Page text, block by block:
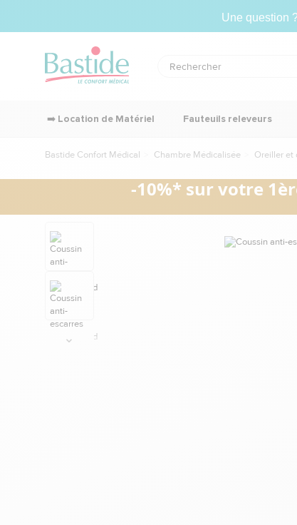
Une question ?
➡️ Location de Matériel Fauteuils releveurs
Bastide Confort Médical Chambre Médicalisée Oreiller et
-10%* sur votre